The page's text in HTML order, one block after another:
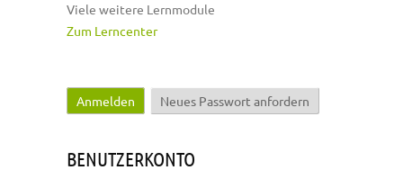
Viele weitere Lernmodule
Zum Lerncenter
Haupt-Reiter
Anmelden (aktiver Reiter)
Neues Passwort anfordern
BENUTZERKONTO